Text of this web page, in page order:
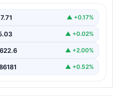
basın mensupları ve
▲ +0.17%
▲ +0.02%
▲ +2.00%
▲ +0.52%